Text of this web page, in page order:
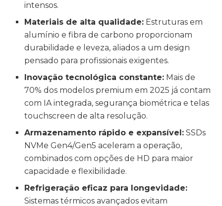
intensos.
Materiais de alta qualidade: Estruturas em
alumínio e fibra de carbono proporcionam
durabilidade e leveza, aliados a um design
pensado para profissionais exigentes.
Inovação tecnológica constante: Mais de
70% dos modelos premium em 2025 já contam
com IA integrada, segurança biométrica e telas
touchscreen de alta resolução.
Armazenamento rápido e expansível: SSDs
NVMe Gen4/Gen5 aceleram a operação,
combinados com opções de HD para maior
capacidade e flexibilidade.
Refrigeração eficaz para longevidade:
Sistemas térmicos avançados evitam